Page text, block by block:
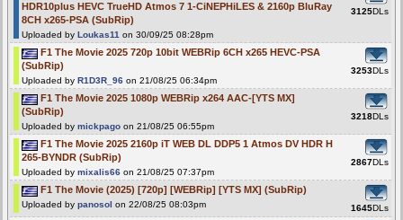
HDR10plus HEVC TrueHD Atmos 7 1-CiNEPHiLES & 2160p BluRay
8CH x265-PSA (SubRip)
Uploaded by Loukas11 on 30/09/25 08:28pm
3125DLs
F1 The Movie 2025 720p 10bit WEBRip 6CH x265 HEVC-PSA
(SubRip)
Uploaded by R1D3R_96 on 21/08/25 06:34pm
3253DLs
F1 The Movie 2025 1080p WEBRip x264 AAC-[YTS MX]
(SubRip)
Uploaded by mickpago on 21/08/25 06:55pm
3218DLs
F1 The Movie 2025 2160p iT WEB DL DDP5 1 Atmos DV HDR H
265-BYNDR (SubRip)
Uploaded by mixalis66 on 21/08/25 07:37pm
2867DLs
F1 The Movie (2025) [720p] [WEBRip] [YTS MX] (SubRip)
Uploaded by panosol on 22/08/25 08:03pm 1645DLs